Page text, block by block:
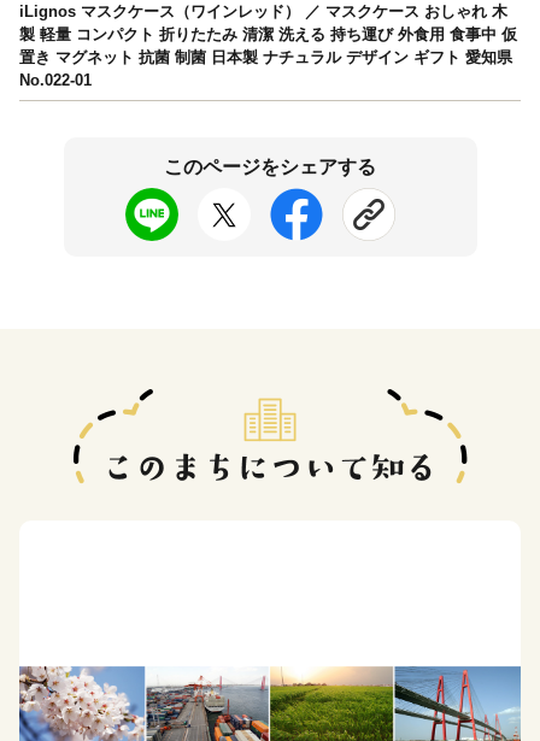
iLignos マスクケース（ワインレッド） ／ マスクケース おしゃれ 木
製 軽量 コンパクト 折りたたみ 清潔 洗える 持ち運び 外食用 食事中 仮
置き マグネット 抗菌 制菌 日本製 ナチュラル デザイン ギフト 愛知県
No.022-01
このページをシェアする